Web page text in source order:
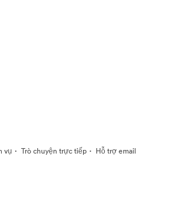
vụ · Trò chuyện trực tiếp · Hỗ trợ email